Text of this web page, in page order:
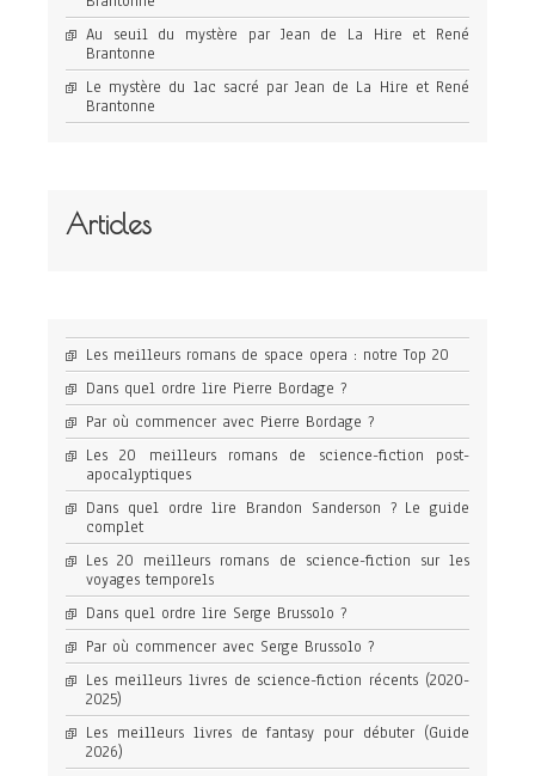
Au seuil du mystère par Jean de La Hire et René
Brantonne
Le mystère du lac sacré par Jean de La Hire et René
Brantonne
Articles
Les meilleurs romans de space opera : notre Top 20
Dans quel ordre lire Pierre Bordage ?
Par où commencer avec Pierre Bordage ?
Les 20 meilleurs romans de science-fiction post-
apocalyptiques
Dans quel ordre lire Brandon Sanderson ? Le guide
complet
Les 20 meilleurs romans de science-fiction sur les
voyages temporels
Dans quel ordre lire Serge Brussolo ?
Par où commencer avec Serge Brussolo ?
Les meilleurs livres de science-fiction récents (2020-
2025)
Les meilleurs livres de fantasy pour débuter (Guide
2026)